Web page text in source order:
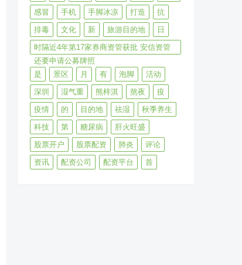
感冒
手机 手脚冰凉 打造
抗
排毒
文化 新 旅游目的地
日
时隔近4年第17家券商资管获批 安信资管
还要申请公募牌照
是
景区 月 有 泡脚
活动
深圳
湿气重 熊梓淇 熬夜
疫
疫情
的 目的地 祛湿
秋季养生
科技
第 糖尿病
肝火旺盛
股票开户
股票配资 肺炎
评论
资讯
配资公司 配资平台 首